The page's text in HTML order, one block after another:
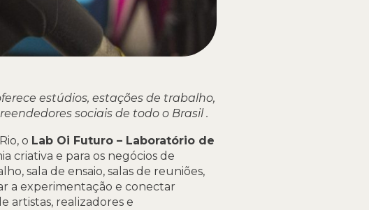
estúdios, estações de trabalho,
sociais de todo o Brasil .
o Lab Oi Futuro – Laboratório de
criativa e para os negócios de
sala de ensaio, salas de reuniões,
a experimentação e conectar
artistas, realizadores e